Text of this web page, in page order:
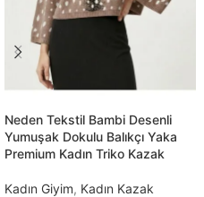
Neden Tekstil Bambi Desenli
Yumuşak Dokulu Balıkçı Yaka
Premium Kadın Triko Kazak
Kadın Giyim, Kadın Kazak